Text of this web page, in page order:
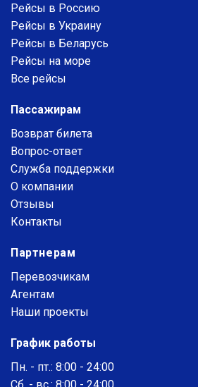
Рейсы в Россию
Рейсы в Украину
Рейсы в Беларусь
Рейсы на море
Все рейсы
Пассажирам
Возврат билета
Вопрос-ответ
Служба поддержки
О компании
Отзывы
Контакты
Партнерам
Перевозчикам
Агентам
Наши проекты
График работы
Пн. - пт.: 8:00 - 24:00